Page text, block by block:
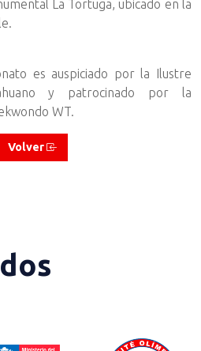
La Tortuga, ubicado en la
es auspiciado por la Ilustre
y patrocinado por la
WT.
Volver